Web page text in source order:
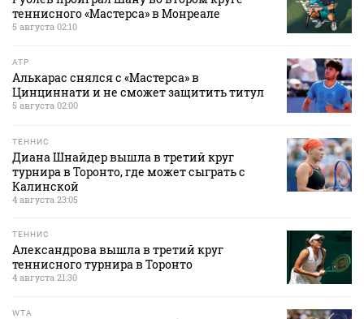
теннисного «Мастерса» в Монреале
5 августа 02:10
ATP
Алькарас снялся с «Мастерса» в
Цинциннати и не сможет защитить титул
5 августа 02:00
ТЕННИС
Диана Шнайдер вышла в третий круг
турнира в Торонто, где может сыграть с
Калинской
4 августа 23:05
ТЕННИС
Александрова вышла в третий круг
теннисного турнира в Торонто
4 августа 21:30
WTA